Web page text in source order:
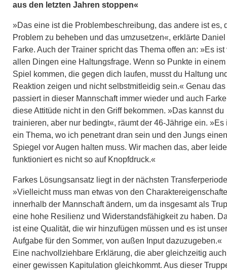
aus den letzten Jahren stoppen«
»Das eine ist die Problembeschreibung, das andere ist es,
Problem zu beheben und das umzusetzen«, erklärte Daniel
Farke. Auch der Trainer spricht das Thema offen an: »Es ist
allen Dingen eine Haltungsfrage. Wenn so Punkte in einem
Spiel kommen, die gegen dich laufen, musst du Haltung
Reaktion zeigen und nicht selbstmitleidig sein.« Genau das
passiert in dieser Mannschaft immer wieder und auch
diese Attitüde nicht in den Griff bekommen. »Das kannst du
trainieren, aber nur bedingt«, räumt der 46-Jährige ein. »Es
ein Thema, wo ich penetrant dran sein und den Jungs einen
Spiegel vor Augen halten muss. Wir machen das, aber
funktioniert es nicht so auf Knopfdruck.«
Farkes Lösungsansatz liegt in der nächsten
»Vielleicht muss man etwas von den
innerhalb der Mannschaft ändern, um da insgesamt als
eine hohe Resilienz und Widerstandsfähigkeit zu haben.
ist eine Qualität, die wir hinzufügen müssen und es ist
Aufgabe für den Sommer, von außen Input dazuzugeben.«
Eine nachvollziehbare Erklärung, die aber gleichzeitig auch
einer gewissen Kapitulation gleichkommt. Aus dieser